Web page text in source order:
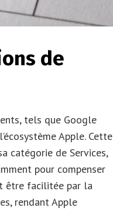
de
tels que Google
Apple. Cette
catégorie de Services,
pour compenser
être facilitée par la
rendant Apple